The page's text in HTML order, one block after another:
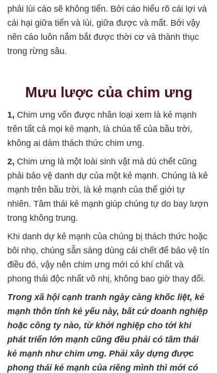
phải lùi cáo sẽ không tiến. Bởi cáo hiểu rõ cái lợi và
cái hại giữa tiến và lùi, giữa được và mất. Bởi vậy
nên cáo luôn nắm bắt được thời cơ và thành thục
trong rừng sâu.
Mưu lược của chim ưng
1, Chim ưng vốn được nhân loại xem là kẻ mạnh
trên tất cả mọi kẻ mạnh, là chúa tể của bầu trời,
không ai dám thách thức chim ưng.
2, Chim ưng là một loài sinh vật mà dù chết cũng
phải bảo vệ danh dự của một kẻ mạnh. Chúng là kẻ
mạnh trên bầu trời, là kẻ mạnh của thế giới tự
nhiên. Tâm thái kẻ mạnh giúp chúng tự do bay lượn
trong không trung.
Khi danh dự kẻ mạnh của chúng bị thách thức hoặc
bôi nhọ, chúng sẵn sàng dùng cái chết để bảo vệ tín
điều đó, vậy nên chim ưng mới có khí chất và
phong thái độc nhất vô nhị, không bao giờ thay đổi.
Trong xã hội cạnh tranh ngày càng khốc liệt, kẻ
mạnh thôn tính kẻ yếu này, bất cứ doanh nghiệp
hoặc công ty nào, từ khởi nghiệp cho tới khi
phát triển lớn mạnh cũng đều phải có tâm thái
kẻ mạnh như chim ưng. Phải xây dựng được
phong thái kẻ mạnh của riêng mình thì mới có